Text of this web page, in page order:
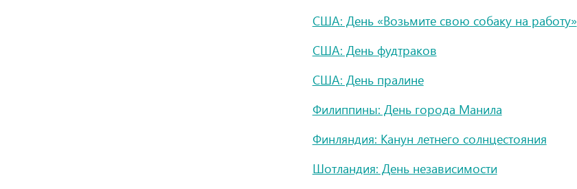
США: День «Возьмите свою собаку на работу»
США: День фудтраков
США: День пралине
Филиппины: День города Манила
Финляндия: Канун летнего солнцестояния
Шотландия: День независимости